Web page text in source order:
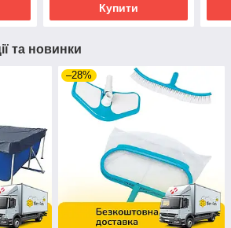
Купити
та новинки
–28%